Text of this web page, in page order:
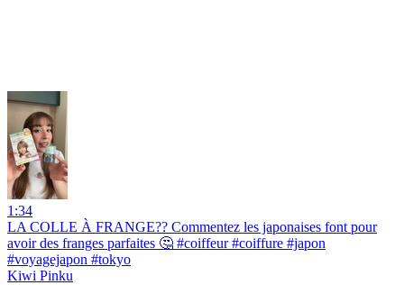
1:34
LA COLLE À FRANGE?? Commentez les japonaises font pour
avoir des franges parfaites 🤔 #coiffeur #coiffure #japon
#voyagejapon #tokyo
Kiwi Pinku